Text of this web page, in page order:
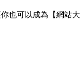
也可以成為【網站大